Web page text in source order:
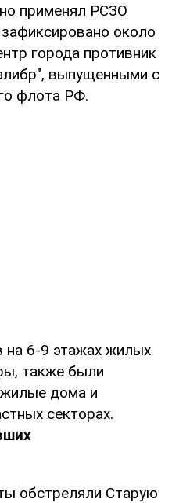
применял РСЗО
около
города противник
выпущенными с
флота РФ.
на 6-9 этажах жилых
также были
дома и
секторах.
обстреляли Старую